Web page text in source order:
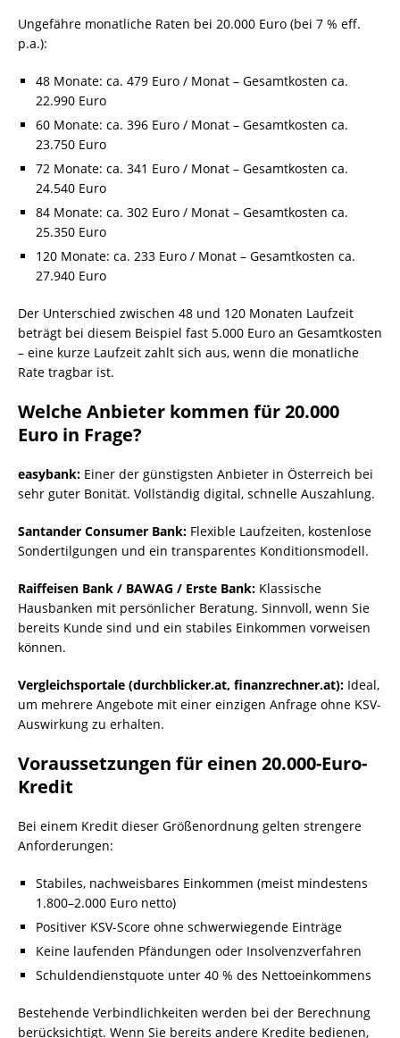
Ungefähre monatliche Raten bei 20.000 Euro (bei 7 % eff.
p.a.):
48 Monate: ca. 479 Euro / Monat – Gesamtkosten ca.
22.990 Euro
60 Monate: ca. 396 Euro / Monat – Gesamtkosten ca.
23.750 Euro
72 Monate: ca. 341 Euro / Monat – Gesamtkosten ca.
24.540 Euro
84 Monate: ca. 302 Euro / Monat – Gesamtkosten ca.
25.350 Euro
120 Monate: ca. 233 Euro / Monat – Gesamtkosten ca.
27.940 Euro
Der Unterschied zwischen 48 und 120 Monaten Laufzeit
beträgt bei diesem Beispiel fast 5.000 Euro an Gesamtkosten
– eine kurze Laufzeit zahlt sich aus, wenn die monatliche
Rate tragbar ist.
Welche Anbieter kommen für 20.000
Euro in Frage?
easybank: Einer der günstigsten Anbieter in Österreich bei
sehr guter Bonität. Vollständig digital, schnelle Auszahlung.
Santander Consumer Bank: Flexible Laufzeiten, kostenlose
Sondertilgungen und ein transparentes Konditionsmodell.
Raiffeisen Bank / BAWAG / Erste Bank: Klassische
Hausbanken mit persönlicher Beratung. Sinnvoll, wenn Sie
bereits Kunde sind und ein stabiles Einkommen vorweisen
können.
Vergleichsportale (durchblicker.at, finanzrechner.at): Ideal,
um mehrere Angebote mit einer einzigen Anfrage ohne KSV-
Auswirkung zu erhalten.
Voraussetzungen für einen 20.000-Euro-
Kredit
Bei einem Kredit dieser Größenordnung gelten strengere
Anforderungen:
Stabiles, nachweisbares Einkommen (meist mindestens
1.800–2.000 Euro netto)
Positiver KSV-Score ohne schwerwiegende Einträge
Keine laufenden Pfändungen oder Insolvenzverfahren
Schuldendienstquote unter 40 % des Nettoeinkommens
Bestehende Verbindlichkeiten werden bei der Berechnung
berücksichtigt. Wenn Sie bereits andere Kredite bedienen,